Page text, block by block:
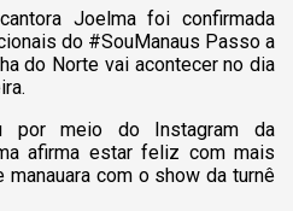
Joelma foi confirmada
do #SouManaus Passo a
do Norte vai acontecer no dia
por meio do Instagram da
afirma estar feliz com mais
com o show da turnê